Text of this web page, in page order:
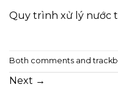
Quy trình xử lý nước
Both comments and
Next →